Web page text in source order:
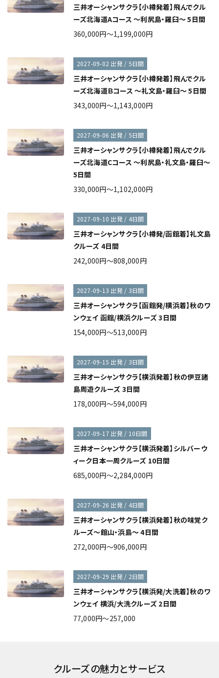
三井オーシャンサクラ【小樽発着】飛んでクル
ーズ北海道Aコース ～利尻島・羅臼～ 5日間
360,000円～1,199,000円
2027-09-02 出発 / 5日間
三井オーシャンサクラ【小樽発着】飛んでクル
ーズ北海道Ｂコース ～礼文島・羅臼～ 5日間
343,000円～1,143,000円
2027-09-06 出発 / 5日間
三井オーシャンサクラ【小樽発着】飛んでクル
ーズ北海道Cコース ～利尻島・礼文島・羅臼～
5日間
330,000円～1,102,000円
2027-09-10 出発 / 4日間
三井オーシャンサクラ【小樽発/函館着】礼文島
クルーズ 4日間
242,000円～808,000円
2027-09-13 出発 / 3日間
三井オーシャンサクラ【函館発/横浜着】秋のワ
ンウェイ 函館/横浜クルーズ 3日間
154,000円～513,000円
2027-09-15 出発 / 3日間
三井オーシャンサクラ【横浜発着】秋の伊豆諸
島周遊クルーズ 3日間
178,000円～594,000円
2027-09-17 出発 / 10日間
三井オーシャンサクラ【横浜発着】シルバーウ
ィーク日本一周クルーズ 10日間
685,000円～2,284,000円
2027-09-26 出発 / 4日間
三井オーシャンサクラ【横浜発着】秋の味覚ク
ルーズ～館山・浜島～ 4日間
272,000円～906,000円
2027-09-29 出発 / 2日間
三井オーシャンサクラ【横浜発/大洗着】秋のワ
ンウェイ 横浜/大洗クルーズ 2日間
77,000円～257,000
クルーズの魅力とサービス